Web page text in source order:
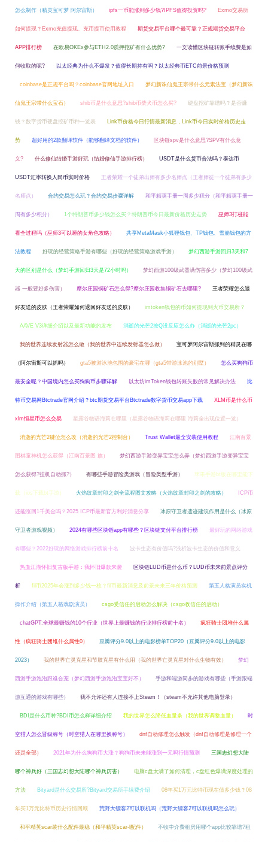
怎么制作（精灵宝可梦 阿尔宙斯） ipfs一币能涨到多少钱?IPFS值得投资吗? Exmo交易所
如何提现？Exmo充值提现、充币提币使用教程 期货交易平台哪个最可靠？正规期货交易平台
APP排行榜 在欧易OKEx参与ETH2.0质押挖矿有什么优势? 一文读懂区块链转账手续费是如
何收取的呢? 以太经典为什么不爆发？值得长期持有吗？以太经典币ETC前景价格预测
coinbase是正规平台吗？coinbase官网地址入口 梦幻新诛仙鬼王宗带什么元素法宝（梦幻新诛
仙鬼王宗带什么宝石） shib币是什么意思?shib币柴犬币怎么买? 硬盘挖矿靠谱吗？是否赚
钱？数字货币硬盘挖矿币种一览表 Link币价格今日行情最新消息，Link币今日实时价格历史走
势 超好用的2款翻译软件（能够翻译文档的软件） 区块链spv是什么意思?SPV有什么意
义? 什么修仙结婚手游好玩（结婚修仙手游排行榜） USDT是什么货币合法吗？泰达币
USDT汇率转换人民币实时价格 王者荣耀一个徒弟出师有多少名师点（王者师徒一个徒弟有多少
名师点） 合约交易怎么玩？合约交易步骤详解 和平精英手册一周多少积分（和平精英手册一
周有多少积分） 1个特朗普币多少钱怎么买？特朗普币今日最新价格历史走势 巫师3打桩能
看全过程吗（巫师3可以睡的女角色攻略） 共享MetaMask小狐狸钱包、TP钱包、雪崩钱包的方
法教程 好玩的经营策略手游有哪些（好玩的经营策略游戏手游） 梦幻西游手游回归3天和7
天的区别是什么（梦幻手游回归3天是72小时吗） 梦幻西游100级武器满伤害多少（梦幻100级武
器 一般要好多伤害） 摩尔庄园铜矿石怎么得?摩尔庄园收集铜矿石去哪里? 王者荣耀怎么退
好友送的皮肤（王者荣耀如何退回好友送的皮肤） imtoken钱包的币如何提现到火币交易所？
AAVE V3详细介绍以及最新功能的发布 消逝的光芒2按Q没反应怎么办（消逝的光芒2pc）
我的世界连续发射器怎么做（我的世界中连续发射器怎么做） 宝可梦阿尔宙斯抓到的精灵在哪
（阿尔宙斯可以抓吗） gta5被游泳池包围的豪宅在哪（gta5带游泳池的别墅） 怎么买狗狗币
最安全呢？中国境内怎么买狗狗币步骤详解 以太坊imToken钱包转账失败的常见解决办法 比
特币交易网Btctrade官网介绍？btc期货交易平台Btctrade数字货币交易app下载 XLM币是什么币
xlm恒星币怎么交易 星露谷物语海莉在哪里（星露谷物语海莉在哪里 海莉全出现位置一览）
消逝的光芒2键位怎么改（消逝的光芒2控制台） Trust Wallet最全安装使用教程 江南百景
图棋童神机怎么获得（江南百景图 旗） 梦幻西游手游变异宝宝怎么弄（梦幻西游手游变异宝宝
怎么获得?挂机自动抓?） 有哪些手游冒险类游戏（冒险类型手游） 苹果手游bt版在哪里能下
载（ios下载bt手游） 火焰纹章封印之剑全流程图文攻略（火焰纹章封印之剑的攻略） ICP币
还能涨回1千美金吗？2025 ICP币最新官方利好消息分享 冰原守卫者遗迹建筑作用是什么（冰原
守卫者游戏视频） 2024有哪些区块链app有哪些？区块链支付平台排行榜 最好玩的网络游戏
有哪些？2022好玩的网络游戏排行榜前十名 波卡生态有价值吗?浅析波卡生态的价值和意义
热血江湖怀旧复古版手游：我怀旧爆款来袭 区块链LUD币是什么币？LUD币未来前景点评分
析 fil币2025年会涨到多少钱一枚？fil币最新消息及前景未来三年价格预测 第五人格演员实机
操作介绍（第五人格戏剧演员） csgo受信任的启动怎么解决（csgo收信任的启动）
chatGPT:全球最赚钱的10个行业（世界上最赚钱的行业排行榜前十名） 疯狂骑士团堆什么属
性（疯狂骑士团堆什么属性0） 豆瓣评分9.0以上的电影榜单TOP20（豆瓣评分9.0以上的电影
2023） 我的世界亡灵克星和节肢克星有什么用（我的世界亡灵克星对什么生物有效） 梦幻
西游手游泡泡跟谁合宠（梦幻西游手游泡泡宝宝好不） 手游和端游同步的游戏有哪些（手游跟端
游互通的游戏有哪些） 我不允许还有人连接不上Steam！（steam不允许其他电脑登录）
BDI是什么币种?BDI币怎么样详细介绍 我的世界怎么降低血量条（我的世界调整血量） 时
空猎人怎么晋级称号（时空猎人在哪里换称号） dnf自动修理怎么触发（dnf自动修理是修理一个
还是全部） 2021年为什么狗狗币大涨？狗狗币未来能涨到一元吗行情预测 三国志幻想大陆
哪个神兵好（三国志幻想大陆哪个神兵厉害） 电脑c盘太满了如何清理，c盘红色爆满深度处理的
方法 Bityard是什么交易所?Bityard交易所手续费介绍 08年买1万元比特币现在值多少钱？08
年买1万元比特币历史行情回顾 荒野大镖客2可以联机吗（荒野大镖客2可以联机吗怎么玩）
和平精英scar装什么配件最稳（和平精英scar-l配件） 不收中介费租房用哪个app比较靠谱?租